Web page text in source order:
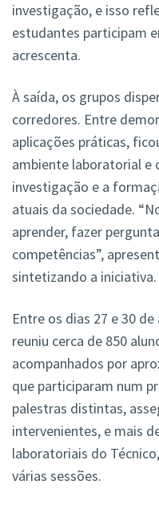
investigação, e isso
estudantes participam
acrescenta.
À saída, os grupos
corredores. Entre
aplicações práticas,
ambiente laboratorial e
investigação e a
atuais da sociedade.
aprender, fazer
competências”,
sintetizando a iniciativa.
Entre os dias 27 e 30
reuniu cerca de 850
acompanhados por
que participaram num
palestras distintas,
intervenientes, e mais
laboratoriais do
várias sessões.